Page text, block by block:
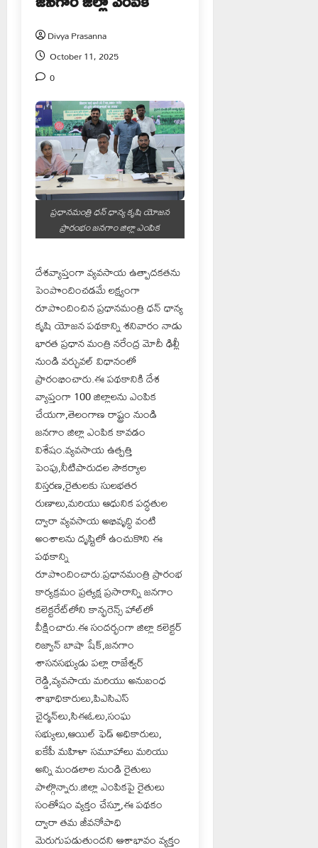
Divya Prasanna
October 11, 2025
0
ప్రధానమంత్రి ధన్ ధాన్య కృషి యోజన
ప్రారంభం జనగాం జిల్లా ఎంపిక
దేశవ్యాప్తంగా వ్యవసాయ ఉత్పాదకతను
పెంపొందించడమే లక్ష్యంగా
రూపొందించిన ప్రధానమంత్రి ధన్ ధాన్య
కృషి యోజన పథకాన్ని శనివారం నాడు
భారత ప్రధాన మంత్రి నరేంద్ర మోదీ ఢిల్లీ
నుండి వర్చువల్‌ విధానంలో
ప్రారంభించారు.ఈ పథకానికి దేశ
వ్యాప్తంగా 100 జిల్లాలను ఎంపిక
చేయగా,తెలంగాణ రాష్ట్రం నుండి
జనగాం జిల్లా ఎంపిక కావడం
విశేషం.వ్యవసాయ ఉత్పత్తి
పెంపు,నీటిపారుదల సౌకర్యాల
విస్తరణ,రైతులకు సులభతర
రుణాలు,మరియు ఆధునిక పద్ధతుల
ద్వారా వ్యవసాయ అభివృద్ధి వంటి
అంశాలను దృష్టిలో ఉంచుకొని ఈ
పథకాన్ని
రూపొందించారు.ప్రధానమంత్రి ప్రారంభ
కార్యక్రమం ప్రత్యక్ష ప్రసారాన్ని జనగాం
కలెక్టరేట్‌లోని కాన్ఫరెన్స్ హాల్‌లో
వీక్షించారు.ఈ సందర్భంగా జిల్లా కలెక్టర్
రిజ్వాన్ బాషా షేక్,జనగాం
శాసనసభ్యుడు పల్లా రాజేశ్వర్
రెడ్డి,వ్యవసాయ మరియు అనుబంధ
శాఖాధికారులు,పిఎసిఎస్
చైర్మన్‌లు,సిఈఓలు,సంఘ
సభ్యులు,ఆయిల్ ఫెడ్ అధికారులు,
ఐకేపీ మహిళా సమూహాలు మరియు
అన్ని మండలాల నుండి రైతులు
పాల్గొన్నారు.జిల్లా ఎంపికపై రైతులు
సంతోషం వ్యక్తం చేస్తూ,ఈ పథకం
ద్వారా తమ జీవనోపాధి
మెరుగుపడుతుందని ఆశాభావం వ్యక్తం